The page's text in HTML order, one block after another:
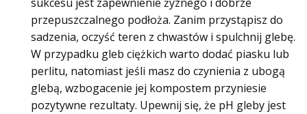
przepuszczalnego podłoża. Zanim przystąpisz do
sadzenia, oczyść teren z chwastów i spulchnij glebę.
W przypadku gleb ciężkich warto dodać piasku lub
perlitu, natomiast jeśli masz do czynienia z ubogą
glebą, wzbogacenie jej kompostem przyniesie
pozytywne rezultaty. Upewnij się, że pH gleby jest